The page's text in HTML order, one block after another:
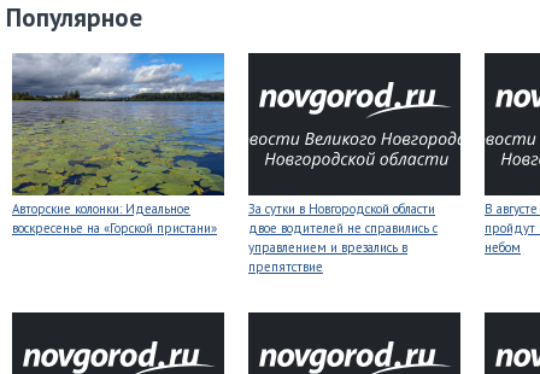
Популярное
Авторские колонки: Идеальное
воскресенье на «Горской пристани»
За сутки в Новгородской области
двое водителей не справились с
управлением и врезались в
препятствие
В
небом